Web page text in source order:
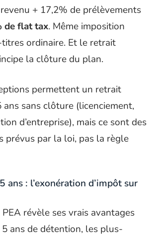
+ 17,2% de prélèvements
de flat tax. Même imposition
titres ordinaire. Et le retrait
la clôture du plan.
permettent un retrait
sans clôture (licenciement,
d’entreprise), mais ce sont des
prévus par la loi, pas la règle
ans : l’exonération d’impôt sur
PEA révèle ses vrais avantages
ans de détention, les plus-